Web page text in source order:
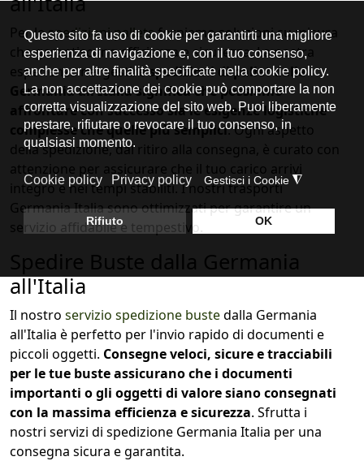
Per lespedizioni palletsforniamo soluzioni su misura
che garantiscono efficienza e sicurezza. La nostra
esperienza nel gestirespedizioni di pallet dalla
Germania all'Italia significa che possiamo
affrontare con successo sia le esigenze logistiche
complesse che quelle più semplici. Ogni aspetto
della spedizione, dal ritiro alla consegna, è curato con
attenzione per assicurare che il tuo carico arrivi
integro e nei tempi stabiliti. I nostri trasporti
Germania Italia sono ottimizzati per garantire un
servizio affidabile e tempestivo.
Spedire Buste dalla Germania
all'Italia
Il nostro servizio spedizione bustedalla Germania
all'Italia è perfetto per l'invio rapido di documenti e
piccoli oggetti. Consegne veloci, sicure e tracciabili
per le tue buste assicurano che i documenti
importanti o gli oggetti di valore siano consegnati
con la massima efficienza e sicurezza. Sfrutta i
nostri servizi di spedizione Germania Italia per una
consegna sicura e garantita.